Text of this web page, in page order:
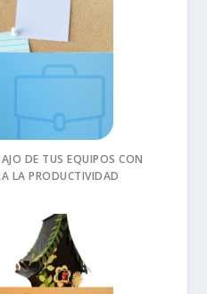
DE TUS EQUIPOS CON
LA PRODUCTIVIDAD